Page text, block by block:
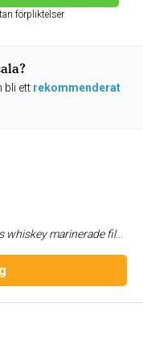
förpliktelser
bli ett rekommenderat
miljöer bra bemötande men lite väl dyrt. Därmed betyget.